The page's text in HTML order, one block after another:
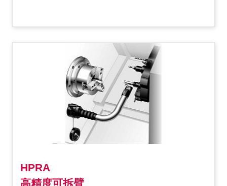
HPRA
高精度可拆臂